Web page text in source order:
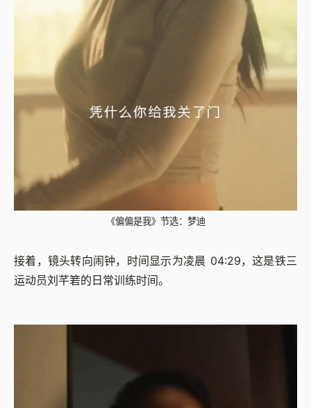
《偏偏是我》节选：梦迪
接着，镜头转向闹钟，时间显示为凌晨 04:29，这是铁三
运动员刘芊箬的日常训练时间。